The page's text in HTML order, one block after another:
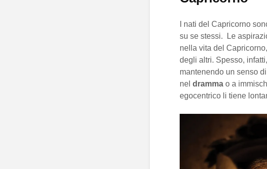
I nati del Capricorno
su se stessi. Le
nella vita del
degli altri. Spesso,
mantenendo un senso
nel dramma o a
egocentrico li tiene